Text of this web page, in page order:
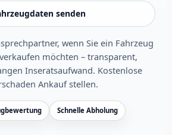
senden
wenn Sie ein Fahrzeug
möchten – transparent,
Inseratsaufwand. Kostenlose
Ankauf stellen.
Schnelle Abholung